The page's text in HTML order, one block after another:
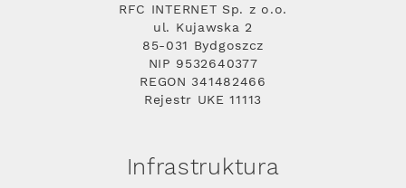
RFC INTERNET Sp. z o.o.
ul. Kujawska 2
85-031 Bydgoszcz
NIP 9532640377
REGON 341482466
Rejestr UKE 11113
Infrastruktura